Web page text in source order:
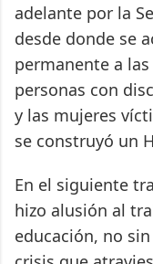
adelante por la
desde donde se
permanente a
personas con
y las mujeres
se construyó un
En el siguiente
hizo alusión al
educación, no